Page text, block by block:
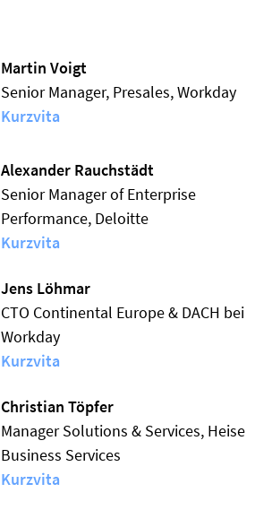
Martin Voigt
Senior Manager, Presales, Workday
Kurzvita
Alexander Rauchstädt
Senior Manager of Enterprise
Performance, Deloitte
Kurzvita
Jens Löhmar
CTO Continental Europe & DACH bei
Workday
Kurzvita
Christian Töpfer
Manager Solutions & Services, Heise
Business Services
Kurzvita